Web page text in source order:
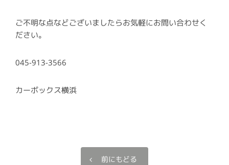
ご不明な点などございましたらお気軽にお問い合わせく
ださい。
045-913-3566
カーボックス横浜
前にもどる